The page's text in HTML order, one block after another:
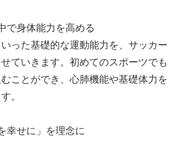
で身体能力を高める
った基礎的な運動能力を、サッカー
ていきます。初めてのスポーツでも
ことができ、心肺機能や基礎体力を
。
幸せに」を理念に